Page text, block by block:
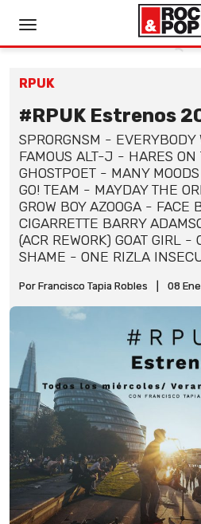
RPUK
#RPUK Estrenos
SPRORGNSM - EVERYBODY
FAMOUS ALT-J - HARES ON
GHOSTPOET - MANY
GO! TEAM - MAYDAY THE
GROW BOY AZOOGA - FACE
CIGARRETTE BARRY
(ACR REWORK) GOAT GIRL -
SHAME - ONE RIZLA
Por Francisco Tapia Robles 08